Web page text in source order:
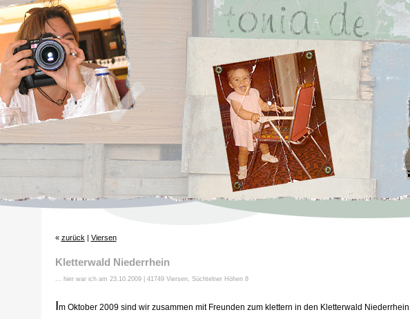
« zurück | Viersen
Kletterwald Niederrhein
... hier war ich am 23.10.2009 | 41749 Viersen, Süchtelner Höhen 8
Im Oktober 2009 sind wir zusammen mit Freunden zum klettern in den Kletterwald Niederrhein